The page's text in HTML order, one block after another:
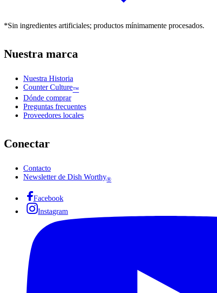
*Sin ingredientes artificiales; productos mínimamente procesados.
Nuestra marca
Nuestra Historia
Counter Culture™
Dónde comprar
Preguntas frecuentes
Proveedores locales
Conectar
Contacto
Newsletter de Dish Worthy®
Facebook
Instagram